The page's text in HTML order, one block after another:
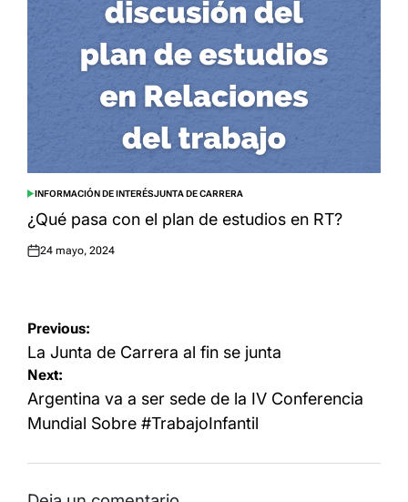
POSTED
INFORMACIÓN DE INTERÉSJUNTA DE CARRERA
¿Qué pasa con el plan de estudios en RT?
Posted
24 mayo, 2024
Navegación
de
entradas
Previous:
La Junta de Carrera al fin se junta
Next:
Argentina va a ser sede de la IV Conferencia
Mundial Sobre #TrabajoInfantil